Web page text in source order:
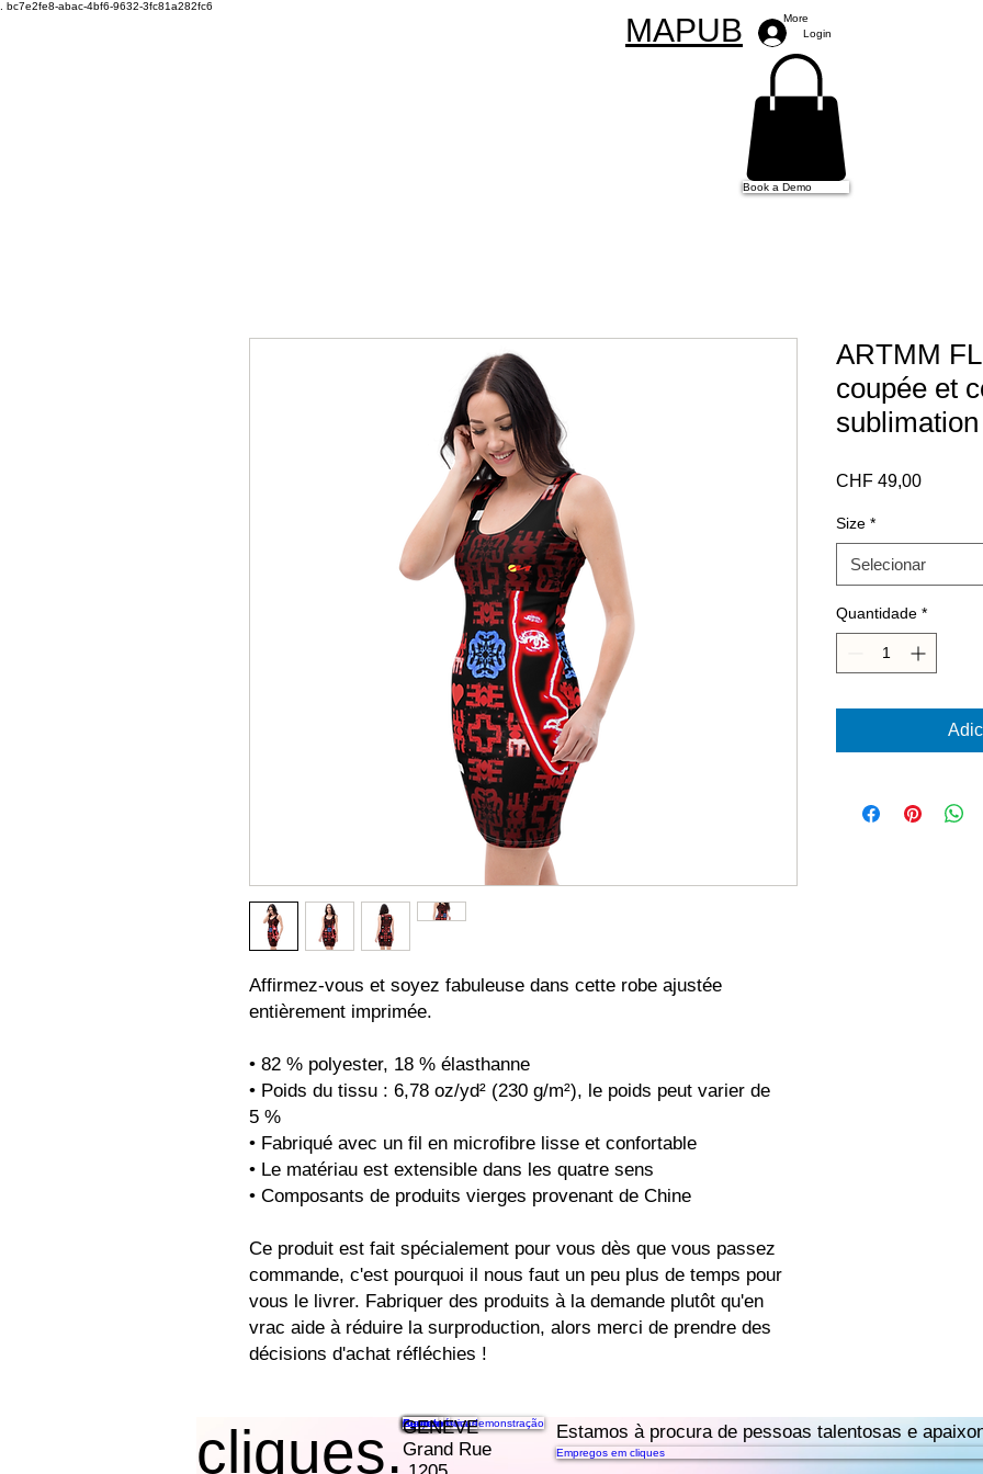
bc7e2fe8-abac-4bf6-9632-3fc81a282fc6
MAPUB
More
Login
Book a Demo
Affirmez-vous et soyez fabuleuse dans cette robe ajustée
entièrement imprimée.
• 82 % polyester, 18 % élasthanne
• Poids du tissu : 6,78 oz/yd² (230 g/m²), le poids peut varier de
5 %
• Fabriqué avec un fil en microfibre lisse et confortable
• Le matériau est extensible dans les quatre sens
• Composants de produits vierges provenant de Chine
Ce produit est fait spécialement pour vous dès que vous passez
commande, c'est pourquoi il nous faut un peu plus de temps pour
vous le livrer. Fabriquer des produits à la demande plutôt qu'en
vrac aide à réduire la surproduction, alors merci de prendre des
décisions d'achat réfléchies !
ARTMM
coupée et
sublimation
CHF 49,00Preço
Size *
Selecionar
Quantidade *
cliques.Características
Preços
Recursos
Contato
Agende uma demonstração
GENEVE
Grand Rue
Estamos à procura de pessoas talentosas e
Empregos em cliques